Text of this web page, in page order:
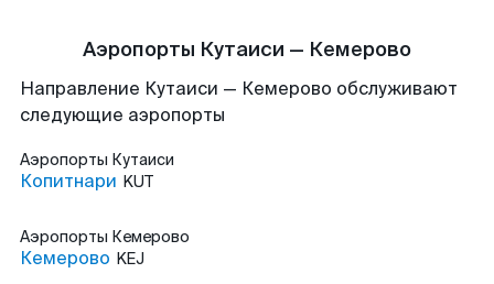
Аэропорты Кутаиси — Кемерово
Направление Кутаиси — Кемерово обслуживают
следующие аэропорты
Аэропорты Кутаиси
Копитнари KUT
Аэропорты Кемерово
Кемерово KEJ